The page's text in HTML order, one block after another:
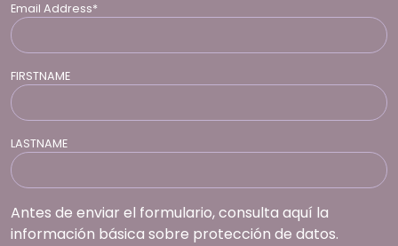
Email Address*
FIRSTNAME
LASTNAME
Antes de enviar el formulario, consulta aquí la
información básica sobre protección de datos.